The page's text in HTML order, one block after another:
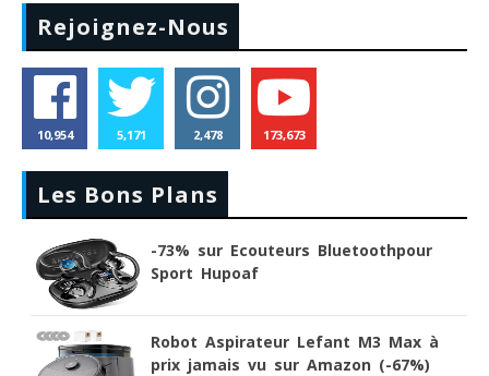
Rejoignez-Nous
10,954 5,171 2,478 173,673
Les Bons Plans
-73% sur Ecouteurs Bluetoothpour
Sport Hupoaf
Robot Aspirateur Lefant M3 Max à
prix jamais vu sur Amazon (-67%)